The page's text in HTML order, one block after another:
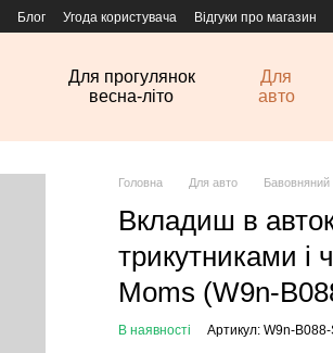
Блог Угода користувача Відгуки про магазин
Для прогулянок
весна-літо
Для
авто
Головна Для авто Бавовняний
Вкладиш в
трикутниками і
Moms (W9n-
В наявності Артикул: W9n-